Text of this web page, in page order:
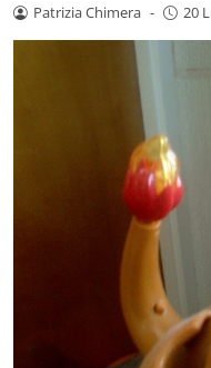
Patrizia Chimera - 20